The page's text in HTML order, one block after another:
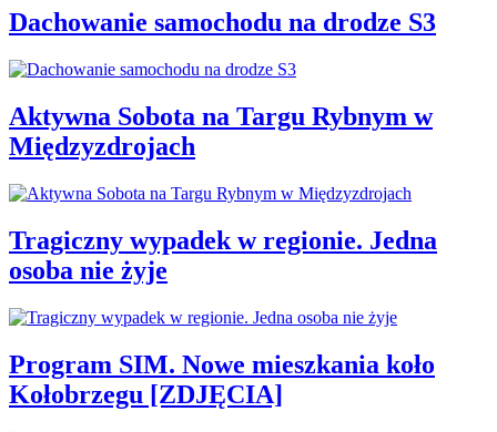
Dachowanie samochodu na drodze S3
Aktywna Sobota na Targu Rybnym w
Międzyzdrojach
Tragiczny wypadek w regionie. Jedna
osoba nie żyje
Program SIM. Nowe mieszkania koło
Kołobrzegu [ZDJĘCIA]